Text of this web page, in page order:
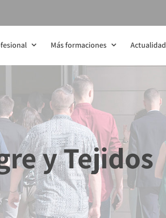
Más formaciones Actualidad
y Tejidos